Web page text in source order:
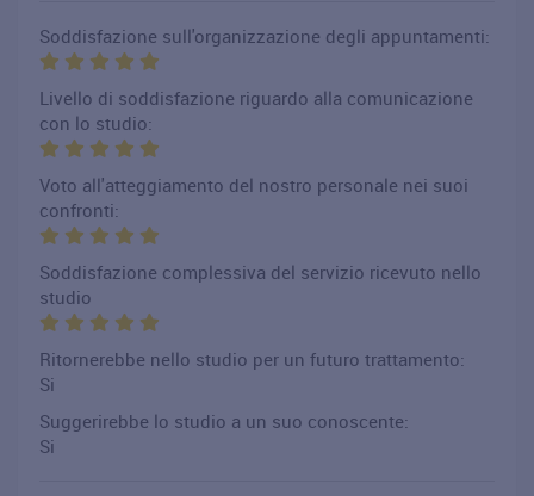
Soddisfazione sull'organizzazione degli appuntamenti:
Livello di soddisfazione riguardo alla comunicazione
con lo studio:
Voto all'atteggiamento del nostro personale nei suoi
confronti:
Soddisfazione complessiva del servizio ricevuto nello
studio
Ritornerebbe nello studio per un futuro trattamento:
Si
Suggerirebbe lo studio a un suo conoscente:
Si